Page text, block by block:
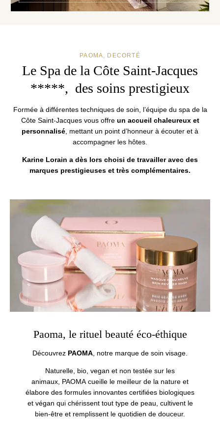
PAOMA, DECORTÉ
Le Spa de la Côte Saint-Jacques
*****, des soins prestigieux
Formée à différentes techniques de soin, l’équipe du spa de la
Côte Saint-Jacques vous offre un accueil chaleureux et
personnalisé , mettant un point d’honneur à écouter et à
accompagner les hôtes.
Karine Lorain a dès lors choisi de travailler avec des
marques prestigieuses et très complémentaires.
Paoma, le rituel beauté éco-éthique
Découvrez PAOMA , notre marque de soin visage.
Naturelle, bio, vegan et non testée sur les
animaux, PAOMA cueille le meilleur de la nature et
élabore des formules innovantes certifiées biologiques
et végan qui chérissent tout type de peau, cultivent le
bien-être et remplissent le quotidien de douceur.
reception@cotesaintjacques.com